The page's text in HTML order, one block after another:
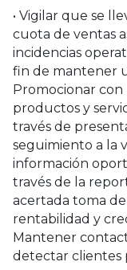
• Vigilar que se
cuota de ventas
incidencias
fin de mantener
Promocionar
productos y
través de
seguimiento a la
información
través de la
acertada toma
rentabilidad y
Mantener
detectar clientes